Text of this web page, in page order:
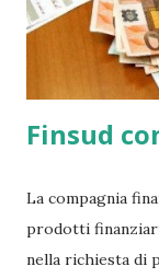
Finsud
La compagnia
prodotti
nella richiesta di